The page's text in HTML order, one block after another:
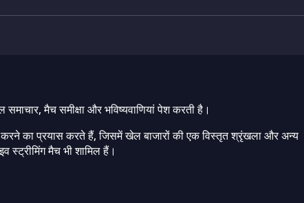
मैच समीक्षा और भविष्यवाणियां पेश करती है।
करने का प्रयास करते हैं, जिसमें खेल बाजारों की एक विस्तृत श्रृंखला और अन्य
मैच भी शामिल हैं।